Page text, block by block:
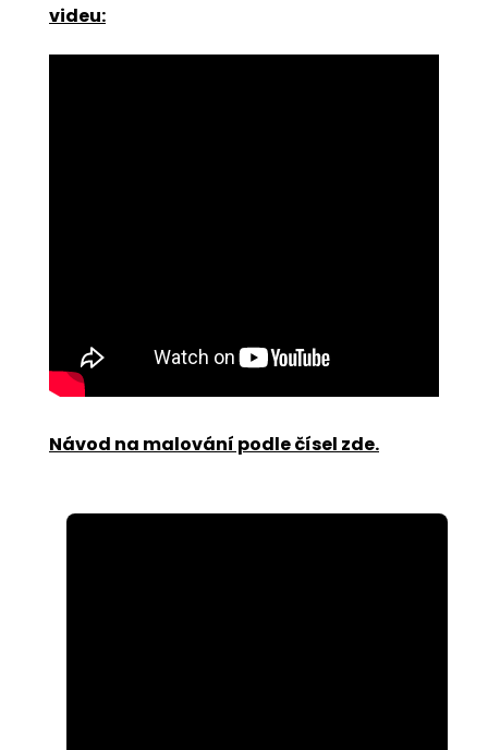
videu:
Návod na malování podle čísel zde.